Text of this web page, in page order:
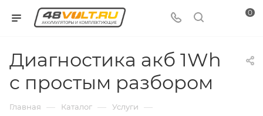
0
Диагностика акб 1Wh
c простым разбором
Главная — Каталог — Услуги —